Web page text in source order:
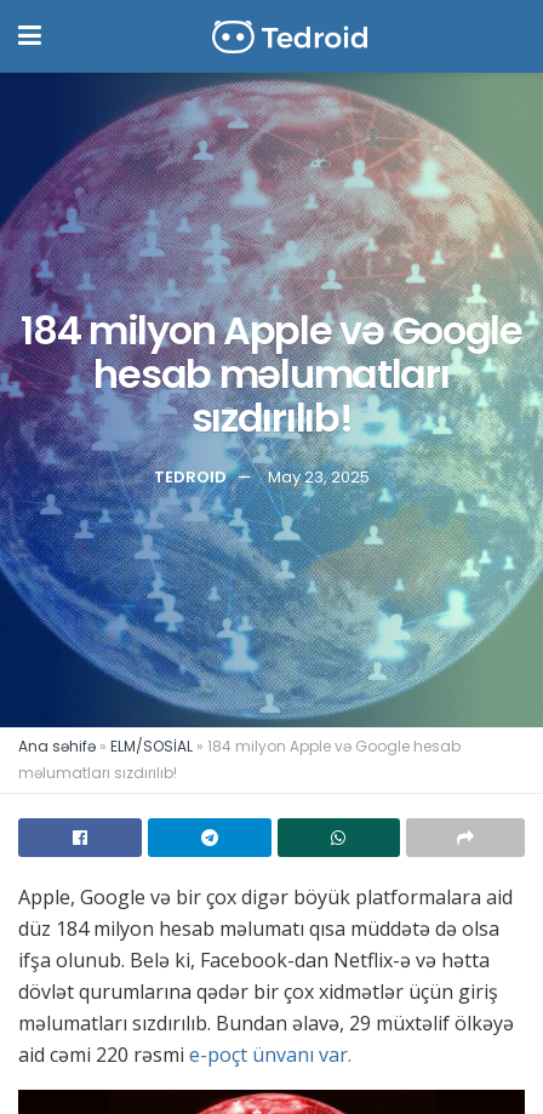
184 milyon Apple və Google
hesab məlumatları
sızdırılıb!
TEDROID May 23, 2025
Ana səhifə » ELM/SOSİAL » 184 milyon Apple və Google hesab
məlumatları sızdırılıb!
Apple, Google və bir çox digər böyük platformalara aid
düz 184 milyon hesab məlumatı qısa müddətə də olsa
ifşa olunub. Belə ki, Facebook-dan Netflix-ə və hətta
dövlət qurumlarına qədər bir çox xidmətlər üçün giriş
məlumatları sızdırılıb. Bundan əlavə, 29 müxtəlif ölkəyə
aid cəmi 220 rəsmi e-poçt ünvanı var.